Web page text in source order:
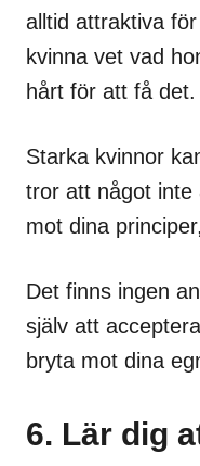
alltid attraktiva
kvinna vet vad
hårt för att få det.
Starka kvinnor
tror att något
mot dina
Det finns ingen
själv att
bryta mot dina
6. Lär dig